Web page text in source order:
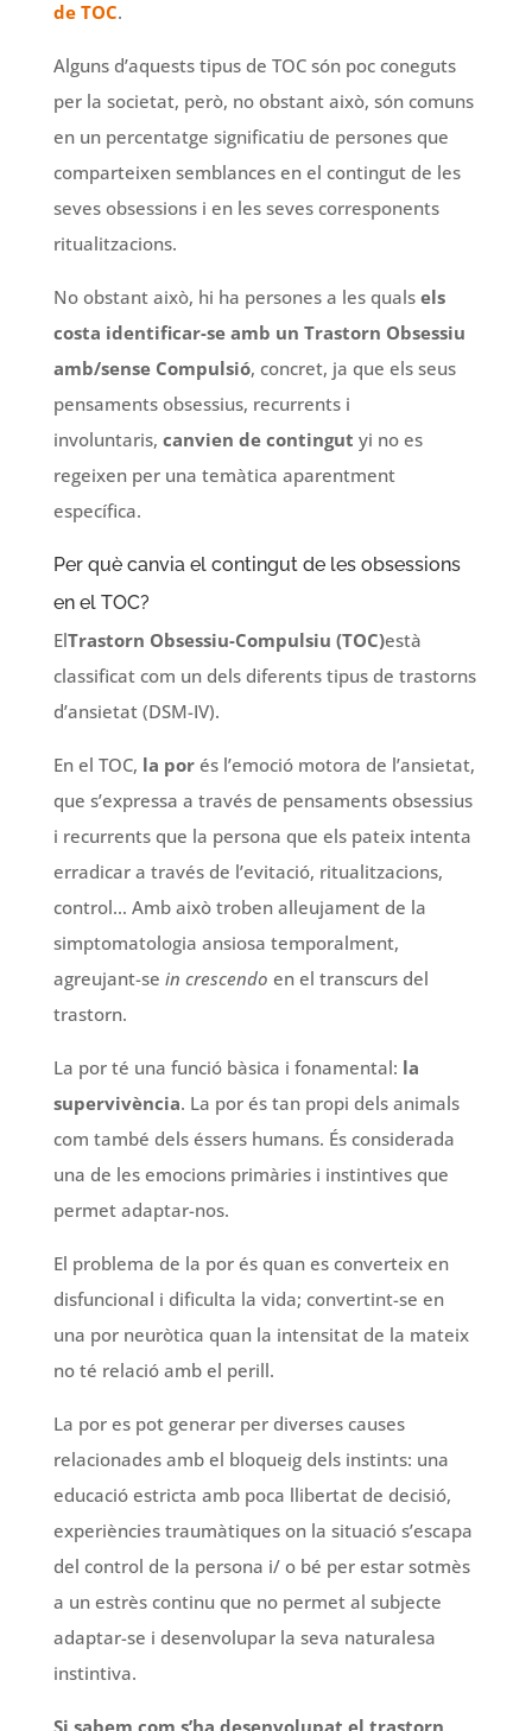
de TOC.
Alguns d’aquests tipus de TOC són poc coneguts
per la societat, però, no obstant això, són comuns
en un percentatge significatiu de persones que
comparteixen semblances en el contingut de les
seves obsessions i en les seves corresponents
ritualitzacions.
No obstant això, hi ha persones a les quals els
costa identificar-se amb un Trastorn Obsessiu
amb/sense Compulsió, concret, ja que els seus
pensaments obsessius, recurrents i
involuntaris, canvien de contingut yi no es
regeixen per una temàtica aparentment
específica.
Per què canvia el contingut de les obsessions
en el TOC?
ElTrastorn Obsessiu-Compulsiu (TOC)està
classificat com un dels diferents tipus de trastorns
d’ansietat (DSM-IV).
En el TOC, la por és l’emoció motora de l’ansietat,
que s’expressa a través de pensaments obsessius
i recurrents que la persona que els pateix intenta
erradicar a través de l’evitació, ritualitzacions,
control… Amb això troben alleujament de la
simptomatologia ansiosa temporalment,
agreujant-se in crescendo en el transcurs del
trastorn.
La por té una funció bàsica i fonamental: la
supervivència. La por és tan propi dels animals
com també dels éssers humans. És considerada
una de les emocions primàries i instintives que
permet adaptar-nos.
El problema de la por és quan es converteix en
disfuncional i dificulta la vida; convertint-se en
una por neuròtica quan la intensitat de la mateix
no té relació amb el perill.
La por es pot generar per diverses causes
relacionades amb el bloqueig dels instints: una
educació estricta amb poca llibertat de decisió,
experiències traumàtiques on la situació s’escapa
del control de la persona i/ o bé per estar sotmès
a un estrès continu que no permet al subjecte
adaptar-se i desenvolupar la seva naturalesa
instintiva.
Si sabem com s’ha desenvolupat el trastorn